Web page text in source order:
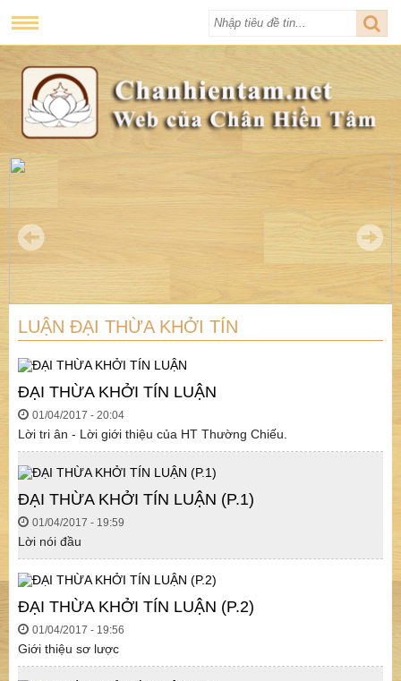
LUẬN ĐẠI THỪA KHỞI TÍN
ĐẠI THỪA KHỞI TÍN LUẬN
01/04/2017 - 20:04
Lời tri ân - Lời giới thiệu của HT Thường Chiếu.
ĐẠI THỪA KHỞI TÍN LUẬN (P.1)
01/04/2017 - 19:59
Lời nói đầu
ĐẠI THỪA KHỞI TÍN LUẬN (P.2)
01/04/2017 - 19:56
Giới thiệu sơ lược